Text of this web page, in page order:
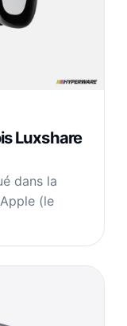
Luxshare
dans la
(le